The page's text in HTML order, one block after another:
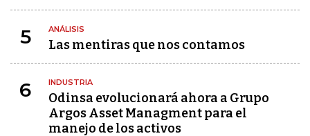
5 ANÁLISIS
Las mentiras que nos contamos
6 INDUSTRIA
Odinsa evolucionará ahora a Grupo
Argos Asset Managment para el
manejo de los activos